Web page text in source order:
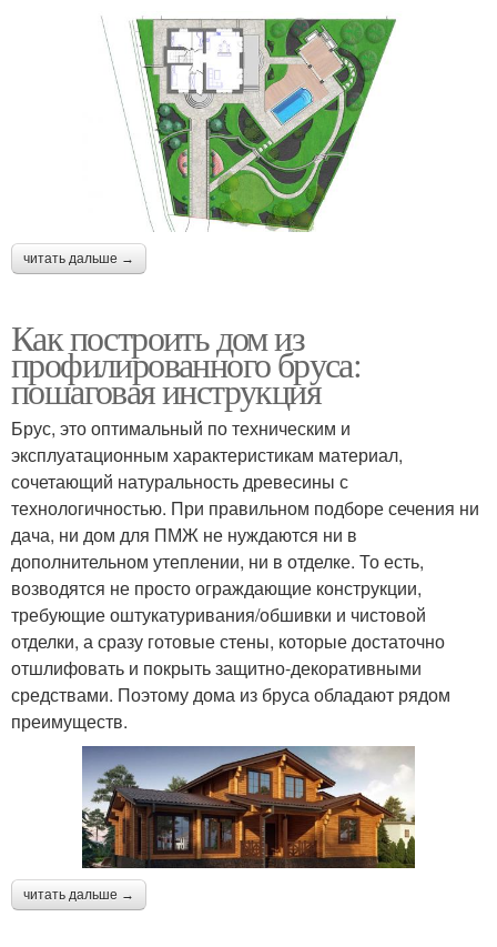
читать дальше →
Как построить дом из
профилированного бруса:
пошаговая инструкция
Брус, это оптимальный по техническим и
эксплуатационным характеристикам материал,
сочетающий натуральность древесины с
технологичностью. При правильном подборе сечения ни
дача, ни дом для ПМЖ не нуждаются ни в
дополнительном утеплении, ни в отделке. То есть,
возводятся не просто ограждающие конструкции,
требующие оштукатуривания/обшивки и чистовой
отделки, а сразу готовые стены, которые достаточно
отшлифовать и покрыть защитно-декоративными
средствами. Поэтому дома из бруса обладают рядом
преимуществ.
читать дальше →